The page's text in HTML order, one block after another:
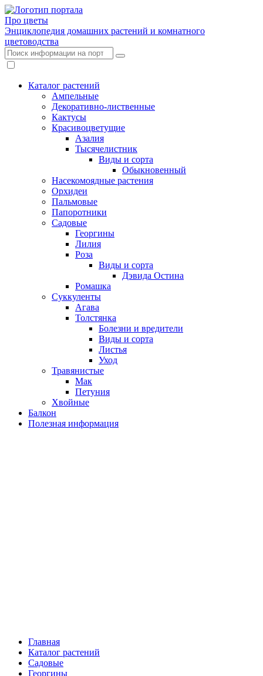
Про цветы
Энциклопедия домашних растений и комнатного
цветоводства
Каталог растений
Ампельные
Декоративно-лиственные
Кактусы
Красивоцветущие
Азалия
Тысячелистник
Виды и сорта
Обыкновенный
Насекомоядные растения
Орхидеи
Пальмовые
Папоротники
Садовые
Георгины
Лилия
Роза
Виды и сорта
Дэвида Остина
Ромашка
Суккуленты
Агава
Толстянка
Болезни и вредители
Виды и сорта
Листья
Уход
Травянистые
Мак
Петуния
Хвойные
Балкон
Полезная информация
Главная
Каталог растений
Садовые
Георгины